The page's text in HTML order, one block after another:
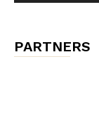
PARTNERS